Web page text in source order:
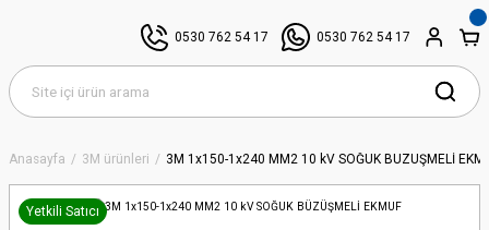
0530 762 54 17 0530 762 54 17
Anasayfa 3M ürünleri 3M 1x150-1x240 MM2 10 kV SOĞUK BÜZÜŞMELİ
Yetkili Satıcı